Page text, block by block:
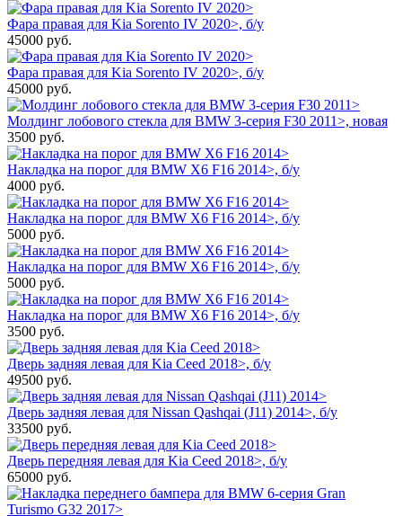
Фара правая для Kia Sorento IV 2020>, б/у
45000 руб.
Фара правая для Kia Sorento IV 2020>, б/у
45000 руб.
Молдинг лобового стекла для BMW 3-серия F30 2011>, новая
3500 руб.
Накладка на порог для BMW X6 F16 2014>, б/у
4000 руб.
Накладка на порог для BMW X6 F16 2014>, б/у
5000 руб.
Накладка на порог для BMW X6 F16 2014>, б/у
5000 руб.
Накладка на порог для BMW X6 F16 2014>, б/у
3500 руб.
Дверь задняя левая для Kia Ceed 2018>, б/у
49500 руб.
Дверь задняя левая для Nissan Qashqai (J11) 2014>, б/у
33500 руб.
Дверь передняя левая для Kia Ceed 2018>, б/у
65000 руб.